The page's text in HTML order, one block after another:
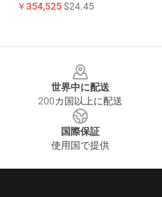
￥354,525$24.45
世界中に配送
200カ国以上に配送
国際保証
使用国で提供